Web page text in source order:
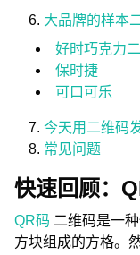
大品牌的样本
好时巧克力
保时捷
可口可乐
今天用二维码
常见问题
快速回顾：
QR码 二维码是一
方块组成的方格。